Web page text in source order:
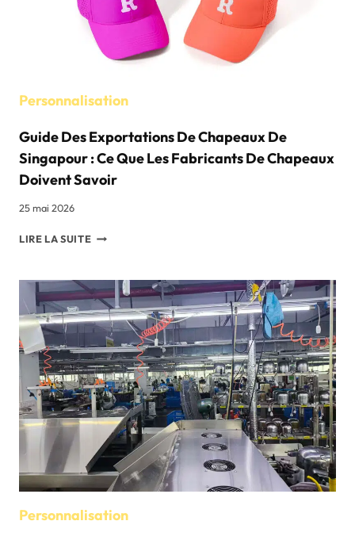
Personnalisation
Guide Des Exportations De Chapeaux De
Singapour : Ce Que Les Fabricants De Chapeaux
Doivent Savoir
25 mai 2026
LIRE LA SUITEGUIDE
DE
CHAPEAUX
DE
SINGAPOUR
:
CE
QUE
LES
FABRICANTS
DE
CHAPEAUX
DOIVENT
SAVOIR
Personnalisation